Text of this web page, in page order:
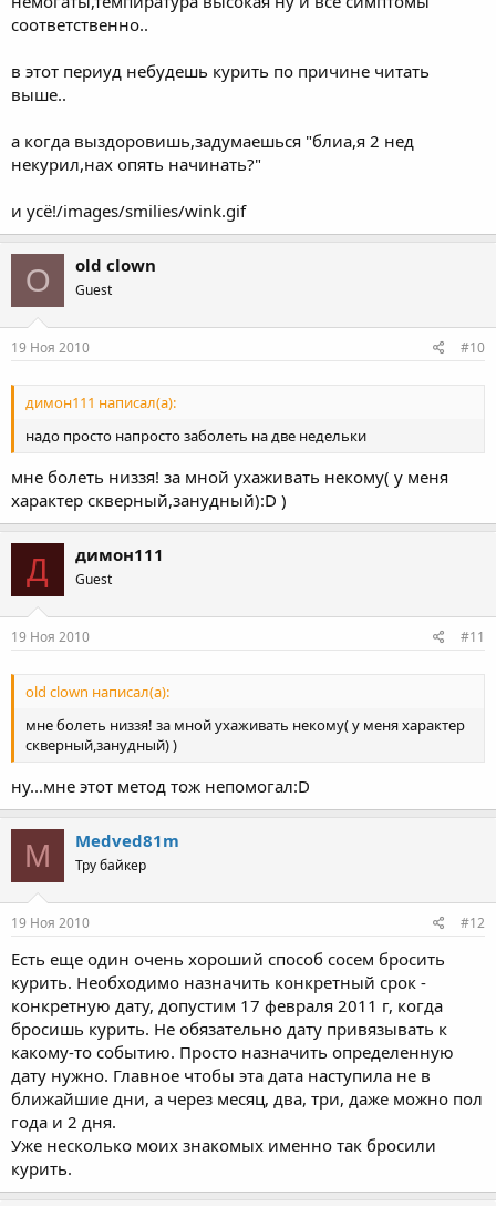
соответственно..
в этот периуд небудешь курить по причине читать
выше..
а когда выздоровишь,задумаешься "блиа,я 2 нед
некурил,нах опять начинать?"
и усё!/images/smilies/wink.gif
O old clown
Guest
19 Ноя 2010 #10
димон111 написал(а):
надо просто напросто заболеть на две недельки
мне болеть низзя! за мной ухаживать некому( у меня
характер скверный,занудный):D )
Д димон111
Guest
19 Ноя 2010 #11
old clown написал(а):
мне болеть низзя! за мной ухаживать некому( у меня характер
скверный,занудный) )
ну...мне этот метод тож непомогал:D
M Medved81m
Тру байкер
19 Ноя 2010 #12
Есть еще один очень хороший способ сосем бросить
курить. Необходимо назначить конкретный срок -
конкретную дату, допустим 17 февраля 2011 г, когда
бросишь курить. Не обязательно дату привязывать к
какому-то событию. Просто назначить определенную
дату нужно. Главное чтобы эта дата наступила не в
ближайшие дни, а через месяц, два, три, даже можно пол
года и 2 дня.
Уже несколько моих знакомых именно так бросили
курить.